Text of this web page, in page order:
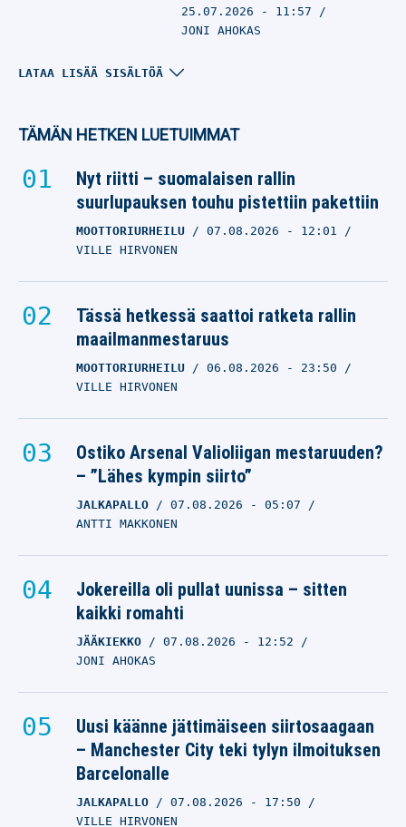
25.07.2026 - 11:57
JONI AHOKAS
Harry Kane
Bayernin kanssa –
kiinnostusta
HARRY KANE
24.07.2026- 13:52
Harry Kane puolusti
Thomas Tuchelia kritiikin
keskellä – ”opimme
paljon”
Yllätysratkaisu: Tuchel
jättää Kanen ja
pronssiottelussa
HARRY KANE
18.07.2026- 23:34
JANNE NIEMENMAA
Harry Kane
HARRY KANE
16.07.2026- 10:43
NICO OKSANEN
LATAA LISÄÄ SISÄLTÖÄ
TÄMÄN HETKEN LUETUIMMAT
Nyt riitti – suomalaisen rallin
suurlupauksen touhu pistettiin pakettiin
MOOTTORIURHEILU 07.08.2026 - 12:01
VILLE HIRVONEN
Tässä hetkessä saattoi ratketa rallin
maailmanmestaruus
MOOTTORIURHEILU 06.08.2026 - 23:50
VILLE HIRVONEN
Ostiko Arsenal Valioliigan mestaruuden?
– ”Lähes kympin siirto”
JALKAPALLO 07.08.2026 - 05:07
ANTTI MAKKONEN
Jokereilla oli pullat uunissa – sitten
kaikki romahti
JÄÄKIEKKO 07.08.2026 - 12:52
JONI AHOKAS
Uusi käänne jättimäiseen siirtosaagaan
– Manchester City teki tylyn ilmoituksen
Barcelonalle
JALKAPALLO 07.08.2026 - 17:50
VILLE HIRVONEN